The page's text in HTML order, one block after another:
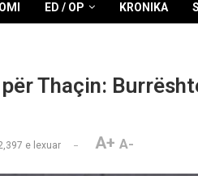
ED / OP KRONIKA
për Thaçin:
e lexuar A+ A-